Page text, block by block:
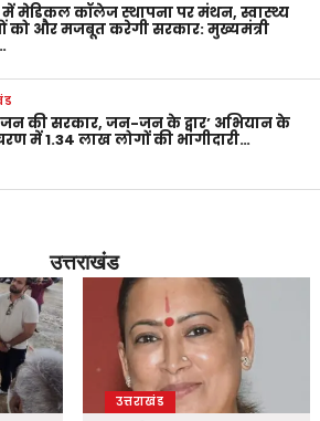
में मेडिकल कॉलेज स्थापना पर मंथन, स्वास्थ्य
को और मजबूत करेगी सरकार: मुख्यमंत्री
की सरकार, जन-जन के द्वार’ अभियान के
में 1.34 लाख लोगों की भागीदारी…
उत्तराखंड
उत्तराखंड